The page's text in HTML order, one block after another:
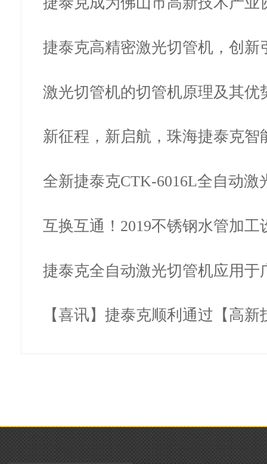
单位…
捷泰克高精密激光切管机，创新
业，为何…
激光切管机的切管机原理及其优
新征程，新启航，珠海捷泰克智
限公司…
全新捷泰克CTK-6016L全自动激
正式上…
互换互通！2019不锈钢水管加工
装工具…
捷泰克全自动激光切管机应用于
金弹…
【喜讯】捷泰克顺利通过【高新